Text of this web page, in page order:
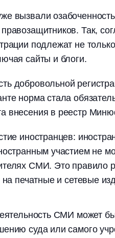
вызвали
Так,
подлежат не
сайты и блоги.
добровольной
норма стала
внесения в реестр
иностранцев:
участием не
СМИ. Это правило
печатные и сетевые
СМИ может
суда или самого